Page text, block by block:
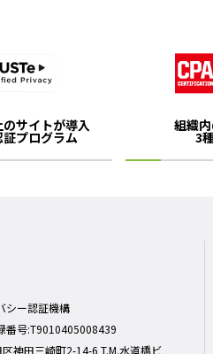
サイトが導入
プログラム
組織
3
シー認証機構
番号:T9010405008439
神田三崎町2-14-6 T.M.水道橋ビ